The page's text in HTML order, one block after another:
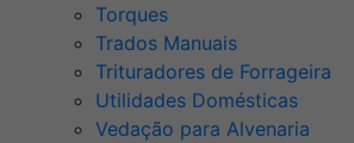
Torques
Trados Manuais
Trituradores de Forrageira
Utilidades Domésticas
Vedação para Alvenaria